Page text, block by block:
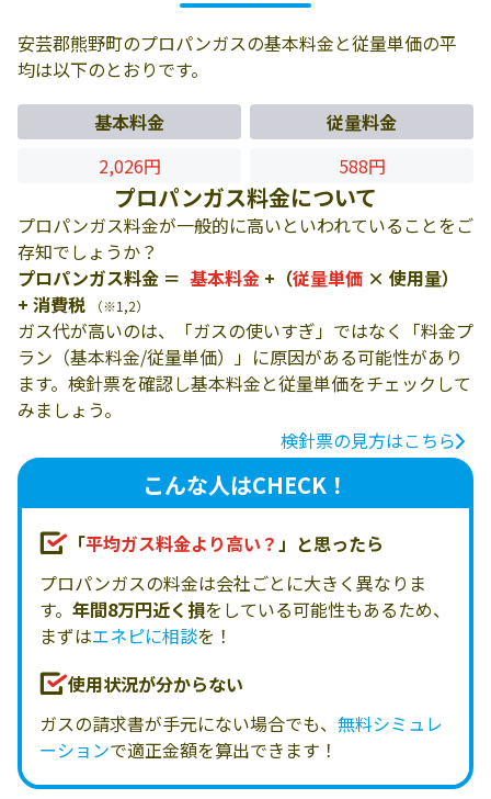
安芸郡熊野町のプロパンガスの基本料金と従量単価の平
均は以下のとおりです。
基本料金
従量料金
2,026円
588円
プロパンガス料金について
プロパンガス料金が一般的に高いといわれていることをご
存知でしょうか？
プロパンガス料金 ＝ 基本料金 +（従量単価 × 使用量）
+ 消費税
（※1,2）
ガス代が高いのは、「ガスの使いすぎ」ではなく「料金プ
ラン（基本料金/従量単価）」に原因がある可能性があり
ます。検針票を確認し基本料金と従量単価をチェックして
みましょう。
検針票の見方はこちら
こんな人はCHECK！
「平均ガス料金より高い？」と思ったら
プロパンガスの料金は会社ごとに大きく異なりま
す。 年間8万円近く損をしている可能性もあるため、
まずはエネピに相談を！
使用状況が分からない
ガスの請求書が手元にない場合でも、 無料シミュレ
ーションで適正金額を算出できます！